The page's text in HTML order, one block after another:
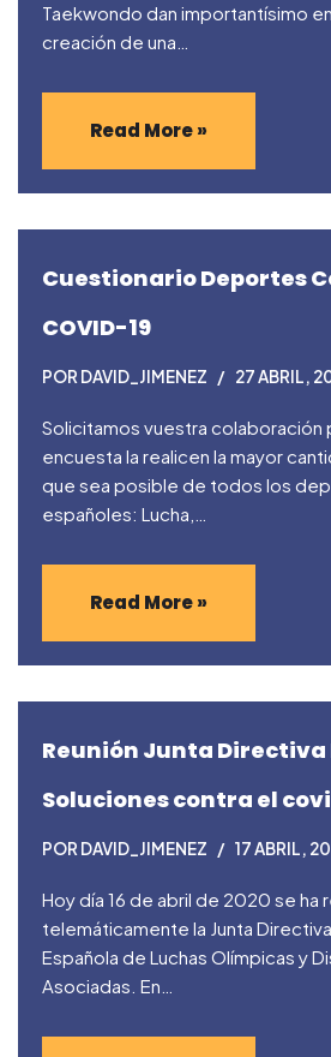
Taekwondo dan importantísimo
creación de una…
Read More »
Cuestionario Deportes
COVID-19
POR DAVID_JIMENEZ 27 ABRIL,
Solicitamos vuestra colaboración
encuesta la realicen la mayor
que sea posible de todos los
españoles: Lucha,…
Read More »
Reunión Junta Directiva
Soluciones contra el
POR DAVID_JIMENEZ 17 ABRIL,
Hoy día 16 de abril de 2020 se ha
telemáticamente la Junta
Española de Luchas Olímpicas y
Asociadas. En…